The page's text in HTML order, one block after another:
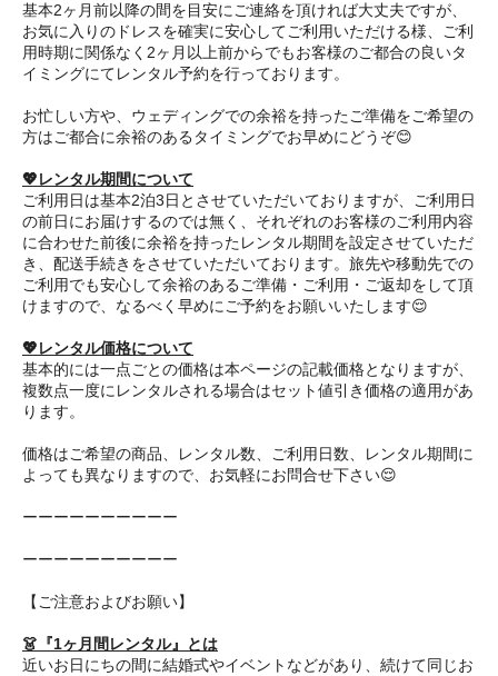
基本2ヶ月前以降の間を目安にご連絡を頂ければ大丈夫ですが、
お気に入りのドレスを確実に安心してご利用いただける様、ご利
用時期に関係なく2ヶ月以上前からでもお客様のご都合の良いタ
イミングにてレンタル予約を行っております。
お忙しい方や、ウェディングでの余裕を持ったご準備をご希望の
方はご都合に余裕のあるタイミングでお早めにどうぞ😊
💖レンタル期間について
ご利用日は基本2泊3日とさせていただいておりますが、ご利用日
の前日にお届けするのでは無く、それぞれのお客様のご利用内容
に合わせた前後に余裕を持ったレンタル期間を設定させていただ
き、配送手続きをさせていただいております。旅先や移動先での
ご利用でも安心して余裕のあるご準備・ご利用・ご返却をして頂
けますので、なるべく早めにご予約をお願いいたします😌
💖レンタル価格について
基本的には一点ごとの価格は本ページの記載価格となりますが、
複数点一度にレンタルされる場合はセット値引き価格の適用があ
ります。
価格はご希望の商品、レンタル数、ご利用日数、レンタル期間に
よっても異なりますので、お気軽にお問合せ下さい😌
ーーーーーーーーーー
ーーーーーーーーーー
【ご注意およびお願い】
👗『1ヶ月間レンタル』とは
近いお日にちの間に結婚式やイベントなどがあり、続けて同じお